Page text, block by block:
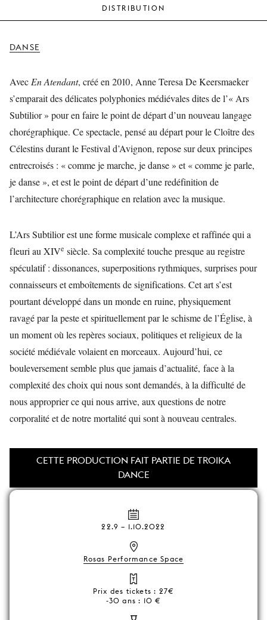
DISTRIBUTION
DANSE
Avec En Atendant, créé en 2010, Anne Teresa De Keersmaeker
s’emparait des délicates polyphonies médiévales dites de l’« Ars
Subtilior » pour en faire le point de départ d’un nouveau langage
chorégraphique. Ce spectacle, pensé au départ pour le Cloître des
Célestins durant le Festival d’Avignon, repose sur deux principes
entrecroisés : « comme je marche, je danse » et « comme je parle,
je danse », et est le point de départ d’une redéfinition de
l’architecture chorégraphique en relation avec la musique.
L’Ars Subtilior est une forme musicale complexe et raffinée qui a
fleuri au XIVe siècle. Sa complexité touche presque au registre
spéculatif : dissonances, superpositions rythmiques, surprises pour
connaisseurs et emboîtements de significations. Cet art s’est
pourtant développé dans un monde en ruine, physiquement
ravagé par la peste et spirituellement par le schisme de l’Église, à
un moment où les repères sociaux, politiques et religieux de la
société médiévale volaient en morceaux. Aujourd’hui, ce
bouleversement semble plus que jamais d’actualité, face à la
complexité des choix qui nous sont demandés, à la difficulté de
nous approprier ce qui nous arrive, aux questions de notre
corporalité et de notre mortalité qui sont à nouveau centrales.
CETTE PRODUCTION FAIT PARTIE DE TROIKA
DANCE
22.9 – 1.10.2022
Rosas Performance Space
Prix des tickets : 27€
-30 ans : 10 €